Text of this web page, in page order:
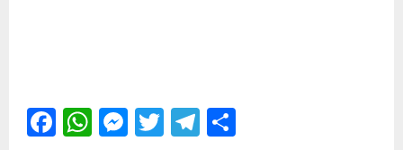
Facebook
WhatsApp
Messenger
TwitterTelegram